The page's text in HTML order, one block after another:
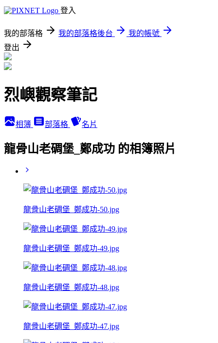
登入
我的部落格 我的部落格後台
我的帳號
登出
烈嶼觀察筆記
相簿 部落格 名片
龍骨山老碉堡_鄭成功 的相簿照片
龍骨山老碉堡_鄭成功-50.jpg
龍骨山老碉堡_鄭成功-49.jpg
龍骨山老碉堡_鄭成功-48.jpg
龍骨山老碉堡_鄭成功-47.jpg